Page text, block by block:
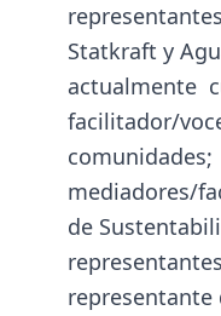
Statkraft y
actualmente
facilitador/
comunidades;
mediadores/
de
representante